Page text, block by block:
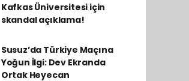
Kafkas Üniversitesi için
skandal açıklama!
Susuz’da Türkiye Maçına
Yoğun İlgi: Dev Ekranda
Ortak Heyecan